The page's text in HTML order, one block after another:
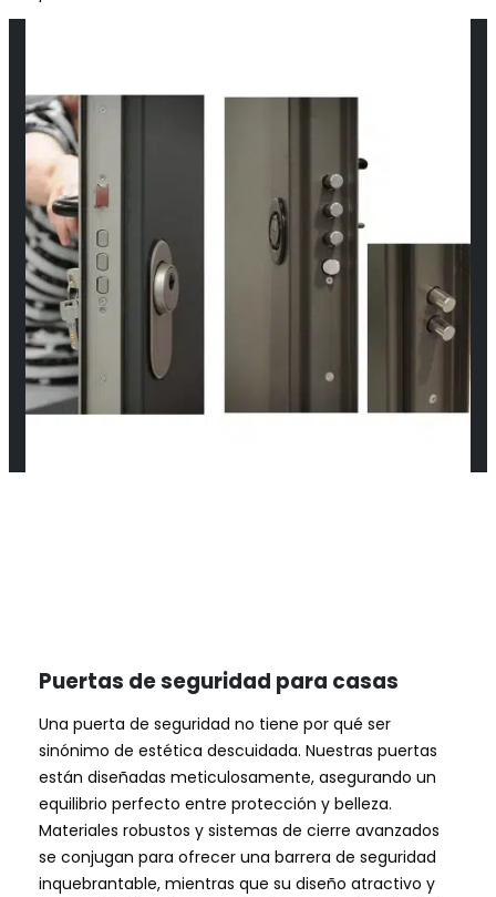
Puertas de seguridad para casas
Una puerta de seguridad no tiene por qué ser
sinónimo de estética descuidada. Nuestras puertas
están diseñadas meticulosamente, asegurando un
equilibrio perfecto entre protección y belleza.
Materiales robustos y sistemas de cierre avanzados
se conjugan para ofrecer una barrera de seguridad
inquebrantable, mientras que su diseño atractivo y